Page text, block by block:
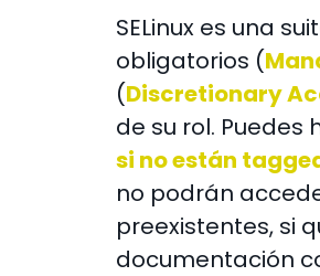
SELinux es una
obligatorios (
(Discretionary
de su rol. Puedes
si no están
no podrán
preexistentes, si
documentación